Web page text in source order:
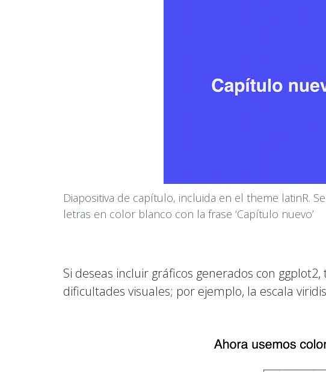
Diapositiva de capítulo, incluida en el theme latinR.
letras en color blanco con la frase ‘Capítulo nuevo’
Si deseas incluir gráficos generados con
dificultades visuales; por ejemplo, la escala